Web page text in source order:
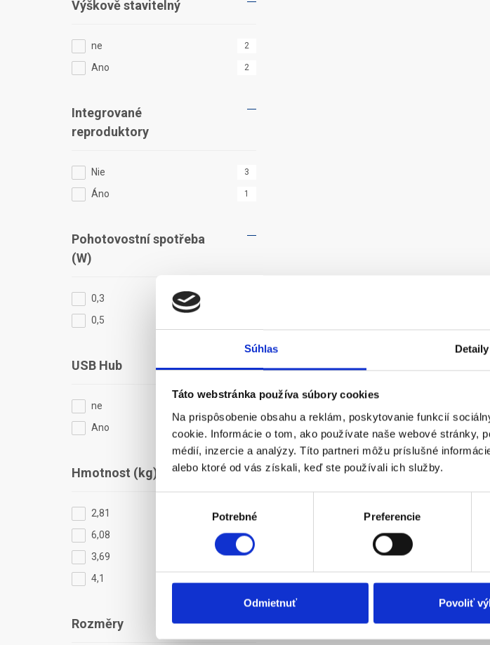
Súhlas Detaily
Táto webstránka používa súbory cookies
Na prispôsobenie obsahu a reklám, poskytovanie funkcií
cookie. Informácie o tom, ako používate naše webové stránky,
médií, inzercie a analýzy. Títo partneri môžu príslušné
alebo ktoré od vás získali, keď ste používali ich služby.
Potrebné Preferencie
Odmietnuť Povoliť
Výškově stavitelný
ne 2
Ano 2
Integrované
reproduktory
Nie 3
Áno 1
Pohotovostní spotřeba
(W)
0,3
0,5
USB Hub
ne
Ano 3
Hmotnost (kg)
2,81 1
6,08 1
3,69 1
4,1
Rozměry